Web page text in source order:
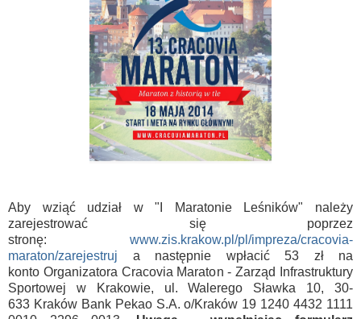
Aby wziąć udział w "I Maratonie Leśników" należy
zarejestrować się poprzez
stronę: www.zis.krakow.pl/pl/impreza/cracovia-
maraton/zarejestruj a następnie wpłacić 53 zł na
konto Organizatora Cracovia Maraton - Zarząd Infrastruktury
Sportowej w Krakowie, ul. Walerego Sławka 10, 30-
633 Kraków Bank Pekao S.A. o/Kraków 19 1240 4432 1111